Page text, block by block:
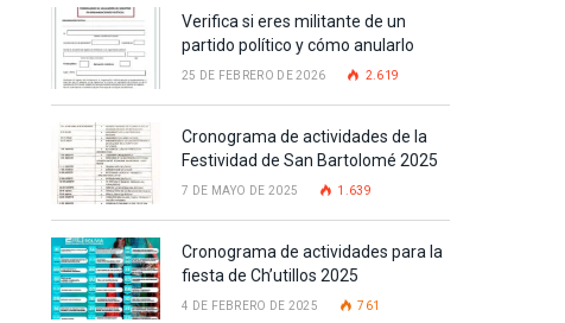
Verifica si eres militante de un
partido político y cómo anularlo
25 DE FEBRERO DE 2026 2.619
Cronograma de actividades de la
Festividad de San Bartolomé 2025
7 DE MAYO DE 2025 1.639
Cronograma de actividades para la
fiesta de Ch’utillos 2025
4 DE FEBRERO DE 2025 761